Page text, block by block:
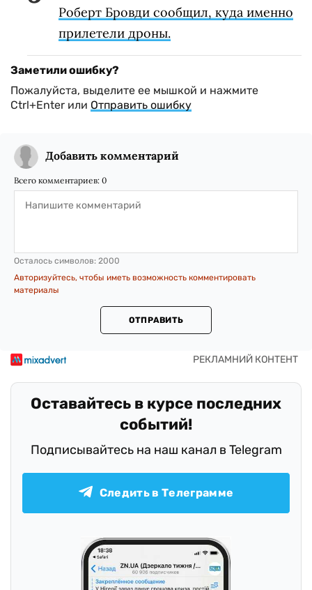
Роберт Бровди сообщил, куда именно
прилетели дроны.
Заметили ошибку?
Пожалуйста, выделите ее мышкой и нажмите
Ctrl+Enter или Отправить ошибку
Добавить комментарий
Всего комментариев: 0
Осталось символов: 2000
Авторизуйтесь, чтобы иметь возможность комментировать
материалы
ОТПРАВИТЬ
Оставайтесь в курсе последних
событий!
Подписывайтесь на наш канал в Telegram
Следить в Телеграмме